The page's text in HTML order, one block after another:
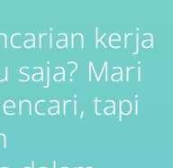
kerja
saja? Mari
tapi